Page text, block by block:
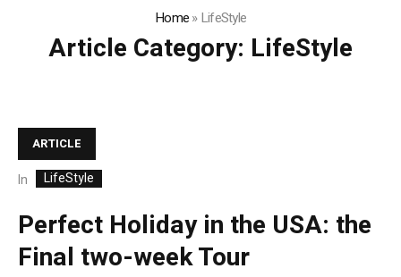
Home»LifeStyle
Article Category: LifeStyle
ARTICLE
In LifeStyle
Perfect Holiday in the USA: the
Final two-week Tour